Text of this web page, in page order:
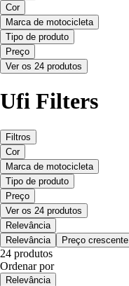
Cor
Marca de motocicleta
Tipo de produto
Preço
Ver os 24 produtos
Ufi Filters
Filtros
Cor
Marca de motocicleta
Tipo de produto
Preço
Ver os 24 produtos
Relevância
Relevância
Preço crescente
24 produtos
Ordenar por
Relevância